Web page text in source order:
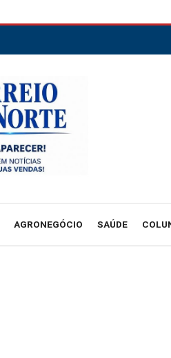
AGRONEGÓCIO SAÚDE